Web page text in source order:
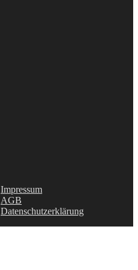
Impressum
AGB
Datenschutzerklärung